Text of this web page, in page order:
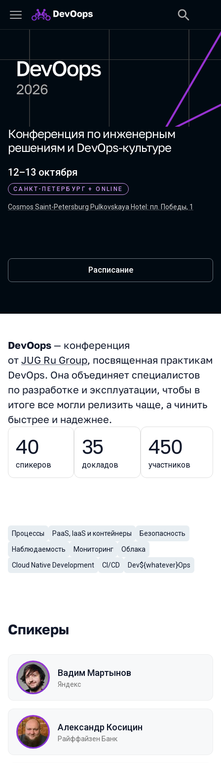
DevOops 2026
Конференция по инженерным
решениям и DevOps-культуре
12–13 октября
САНКТ-ПЕТЕРБУРГ + ONLINE
Cosmos Saint-Petersburg Pulkovskaya Hotel: пл. Победы, 1
Расписание
40
спикеров
35
докладов
450
участников
О конференции
DevOops — конференция
от JUG Ru Group, посвященная практикам
DevOps. Она объединяет специалистов
по разработке и эксплуатации, чтобы в
итоге все могли релизить чаще, а чинить
быстрее и надежнее.
Темы докладов
Процессы PaaS, IaaS и контейнеры
Безопасность
Наблюдаемость
Мониторинг
Облака
Cloud Native Development
CI/CD Dev${whatever}Ops
Спикеры
Вадим Мартынов
Яндекс
Александр Косицин
Райффайзен Банк